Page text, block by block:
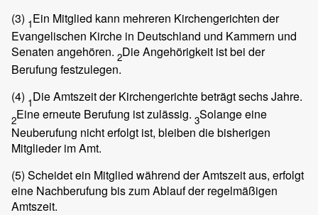
(3) 1Ein Mitglied kann mehreren Kirchengerichten der
Evangelischen Kirche in Deutschland und Kammern und
Senaten angehören. 2Die Angehörigkeit ist bei der
Berufung festzulegen.
(4) 1Die Amtszeit der Kirchengerichte beträgt sechs Jahre.
2Eine erneute Berufung ist zulässig. 3Solange eine
Neuberufung nicht erfolgt ist, bleiben die bisherigen
Mitglieder im Amt.
(5) Scheidet ein Mitglied während der Amtszeit aus, erfolgt
eine Nachberufung bis zum Ablauf der regelmäßigen
Amtszeit.